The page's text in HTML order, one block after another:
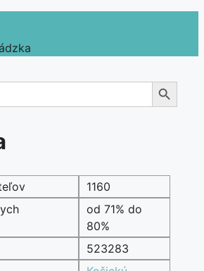
Search Button
1160
od 71% do
80%
523283